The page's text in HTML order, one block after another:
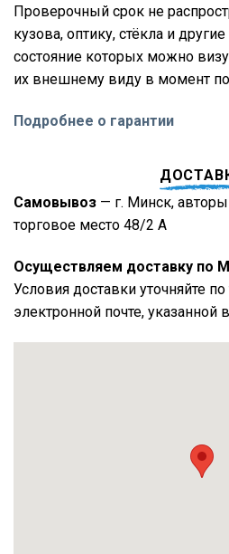
Проверочный срок не
кузова, оптику, стёкла и другие
состояние которых можно
их внешнему виду в момент
Подробнее о гарантии
Самовывоз — г. Минск,
торговое место 48/2 А
Осуществляем доставку по
Условия доставки уточняйте
электронной почте, указанной